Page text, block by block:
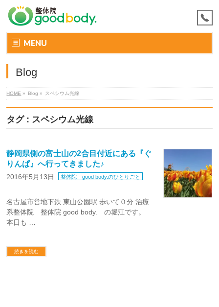
MENU
Blog
HOME » Blog » スペシウム光線
タグ : スペシウム光線
静岡県側の富士山の2合目付近にある『ぐ
りんぱ』へ行ってきました♪
2016年5月13日 整体院 good body.のひとりごと
名古屋市営地下鉄 東山公園駅 歩いて０分 治療
系整体院 整体院 good body. の堀江です。
本日も …
続きを読む